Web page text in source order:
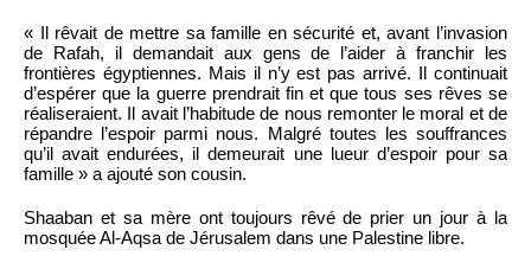
« Il rêvait de mettre sa famille en sécurité et, avant l’invasion
de Rafah, il demandait aux gens de l’aider à franchir les
frontières égyptiennes. Mais il n’y est pas arrivé. Il continuait
d’espérer que la guerre prendrait fin et que tous ses rêves se
réaliseraient. Il avait l’habitude de nous remonter le moral et de
répandre l’espoir parmi nous. Malgré toutes les souffrances
qu’il avait endurées, il demeurait une lueur d’espoir pour sa
famille » a ajouté son cousin.
Shaaban et sa mère ont toujours rêvé de prier un jour à la
mosquée Al-Aqsa de Jérusalem dans une Palestine libre.